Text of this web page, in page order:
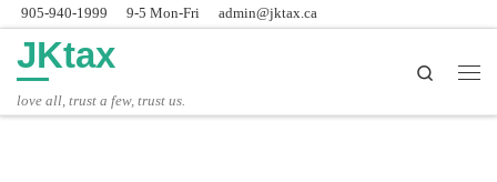
Skip to content
905-940-1999 9-5 Mon-Fri admin@jktax.ca
JKtax
love all, trust a few, trust us.
Search